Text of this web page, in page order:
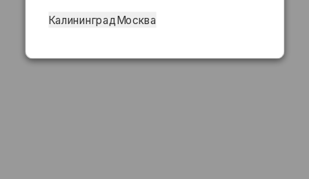
КалининградМосква